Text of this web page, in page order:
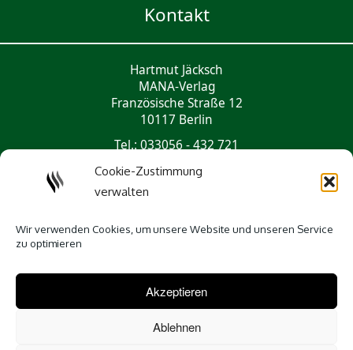
Cookie-Zustimmung
verwalten
Wir verwenden Cookies, um unsere Website und unseren Service
zu optimieren
Akzeptieren
Ablehnen
Kontakt
Hartmut Jäcksch
MANA-Verlag
Französische Straße 12
10117 Berlin
Tel.: 033056 - 432 721
Social Media